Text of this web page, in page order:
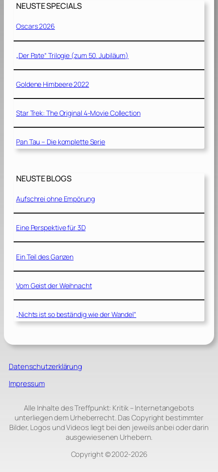
NEUSTE SPECIALS
Oscars 2026
„Der Pate“ Trilogie (zum 50. Jubiläum)
Goldene Himbeere 2022
Star Trek: The Original 4-Movie Collection
Pan Tau – Die komplette Serie
NEUSTE BLOGS
Aufschrei ohne Empörung
Eine Perspektive für 3D
Ein Teil des Ganzen
Vom Geist der Weihnacht
„Nichts ist so beständig wie der Wandel“
Datenschutzerklärung
Impressum
Alle Inhalte des Treffpunkt: Kritik – Internetangebots
unterliegen dem Urheberrecht. Das Copyright bestimmter
Bilder, Logos und Videos liegt bei den jeweils anbei oder darin
ausgewiesenen Urhebern.
Copyright © 2002‑2026